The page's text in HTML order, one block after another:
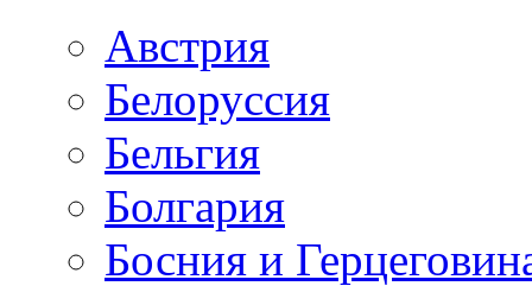
Австрия
Белоруссия
Бельгия
Болгария
Босния и